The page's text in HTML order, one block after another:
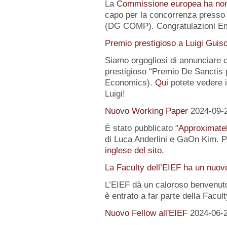
La Commissione europea ha
capo per la concorrenza
(DG COMP). Congratulazioni
Premio prestigioso a Luigi
Siamo orgogliosi di annunciare
prestigioso “Premio De
Economics). Qui potete vedere
Luigi!
Nuovo Working Paper 2024-09-
È stato pubblicato "
di Luca Anderlini e GaOn Kim.
inglese del sito.
La Faculty dell’EIEF ha un
L’EIEF dà un caloroso
è entrato a far parte della
Nuovo Fellow all'EIEF 2024-06-